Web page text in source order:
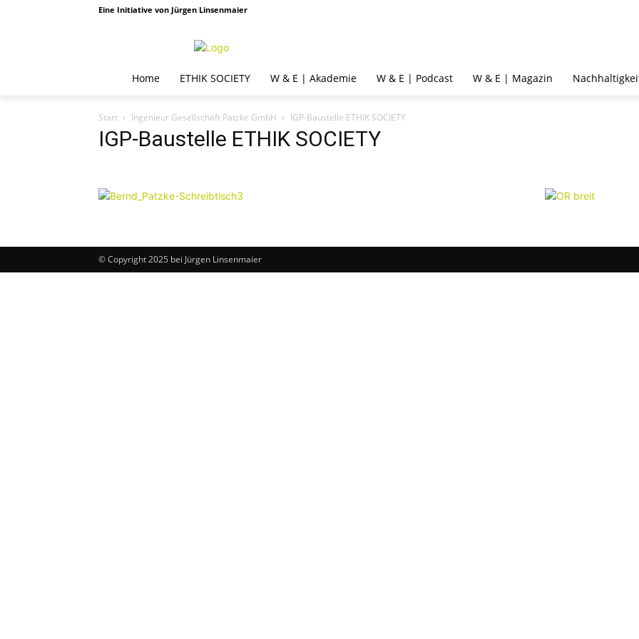
Eine Initiative von Jürgen Linsenmaier
Home ETHIK SOCIETY W & E | Akademie W & E | Podcast W & E | Magazin
Start Ingenieur Gesellschaft Patzke GmbH IGP-Baustelle ETHIK SOCIETY
IGP-Baustelle ETHIK SOCIETY
© Copyright 2025 bei Jürgen Linsenmaier